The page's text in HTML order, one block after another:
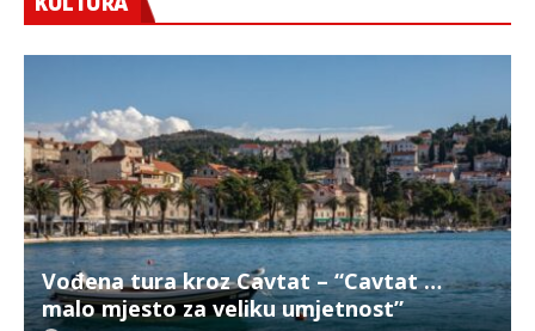
Vođena tura kroz Cavtat – “Cavtat …
malo mjesto za veliku umjetnost”